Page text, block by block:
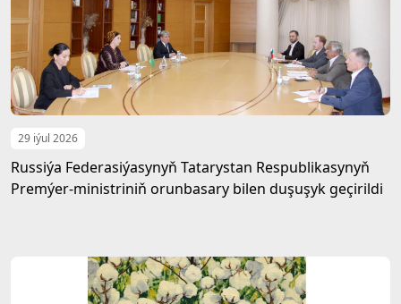
29 iýul 2026
Russiýa Federasiýasynyň Tatarystan Respublikasynyň
Premýer-ministriniň orunbasary bilen duşuşyk geçirildi